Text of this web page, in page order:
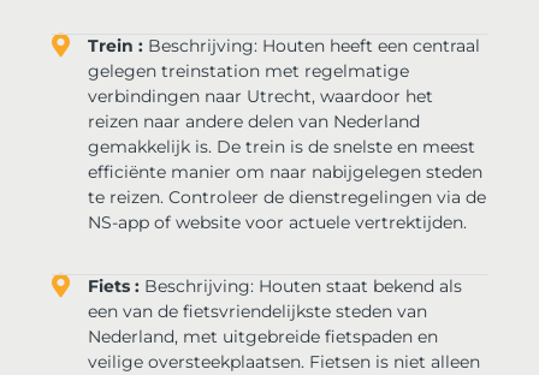
Trein : Beschrijving: Houten heeft een centraal
gelegen treinstation met regelmatige
verbindingen naar Utrecht, waardoor het
reizen naar andere delen van Nederland
gemakkelijk is. De trein is de snelste en meest
efficiënte manier om naar nabijgelegen steden
te reizen. Controleer de dienstregelingen via de
NS-app of website voor actuele vertrektijden.
Fiets : Beschrijving: Houten staat bekend als
een van de fietsvriendelijkste steden van
Nederland, met uitgebreide fietspaden en
veilige oversteekplaatsen. Fietsen is niet alleen